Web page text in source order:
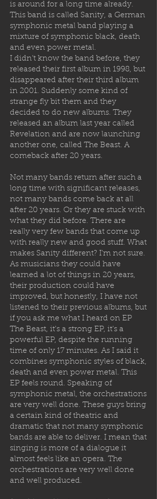
is around for a long time already.
This band is called Sanity, a German
symphonic metal band playing a
mixture of symphonic black, death
and even power metal.
I didn’t know the band before, they
released their first album in 1998, but
disappeared after their third album
in 2001. Suddenly some kind of
strange fly bit them and they
decided to do new albums. They
released an album last year called
Revelation and are now launching
another one, called The Beast. A
comeback after 20 years.
Not many bands return after such a
long time with significant releases,
not many bands come back at all
after 20 years. Or they are stuck with
what they did before. There are
really very few bands that come up
with really new and good stuff. What
makes Sanity different? I'm not sure.
As musicians they could have
learned a lot of things in 20 years,
their production could have
improved, but honestly, I have not
listened to their previous albums, but
if you ask me what I heard on EP
The Beast, it's a strong EP, it's a
powerful EP, despite the running
time of only 17 minutes. As I said it
combines symphonic styles of black,
death and even power metal. This
EP feels round. Speaking of
symphonic metal, the orchestrations
are very well done. These guys bring
a certain kind of theatric and
dramatic that not many symphonic
bands are able to deliver. I mean that
singing is more of a dialogue it
almost feels like an opera. The
orchestrations are very well done
and well produced.